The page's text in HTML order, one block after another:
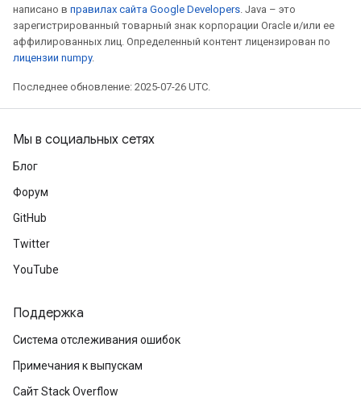
написано в правилах сайта Google Developers. Java – это
зарегистрированный товарный знак корпорации Oracle и/или ее
аффилированных лиц. Определенный контент лицензирован по
лицензии numpy.
Последнее обновление: 2025-07-26 UTC.
Мы в социальных сетях
Блог
Форум
GitHub
Twitter
YouTube
Поддержка
Система отслеживания ошибок
Примечания к выпускам
Сайт Stack Overflow